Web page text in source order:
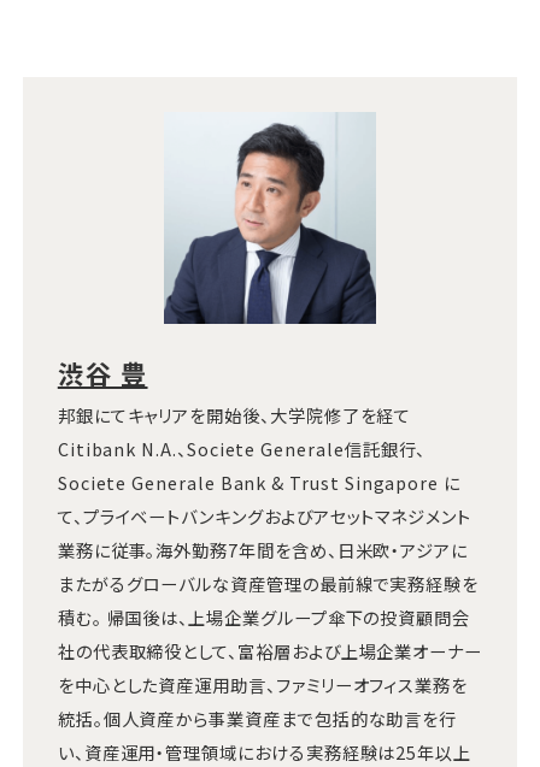
渋谷 豊
邦銀にてキャリアを開始後、大学院修了を経て
Citibank N.A.、Societe Generale信託銀行、
Societe Generale Bank & Trust Singapore に
て、プライベートバンキングおよびアセットマネジメント
業務に従事。海外勤務7年間を含め、日米欧・アジアに
またがるグローバルな資産管理の最前線で実務経験を
積む。 帰国後は、上場企業グループ傘下の投資顧問会
社の代表取締役として、富裕層および上場企業オーナー
を中心とした資産運用助言、ファミリーオフィス業務を
統括。個人資産から事業資産まで包括的な助言を行
い、資産運用・管理領域における実務経験は25年以上